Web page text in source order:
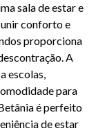
sala de estar e
conforto e
proporciona
A
escolas,
para
é perfeito
de estar